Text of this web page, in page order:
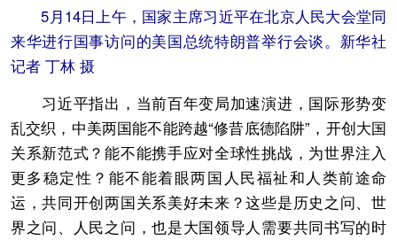
5月14日上午，国家主席习近平在北京人民大会堂同
来华进行国事访问的美国总统特朗普举行会谈。新华社
记者 丁林 摄
习近平指出，当前百年变局加速演进，国际形势变
乱交织，中美两国能不能跨越“修昔底德陷阱”，开创大国
关系新范式？能不能携手应对全球性挑战，为世界注入
更多稳定性？能不能着眼两国人民福祉和人类前途命
运，共同开创两国关系美好未来？这些是历史之问、世
界之问、人民之问，也是大国领导人需要共同书写的时